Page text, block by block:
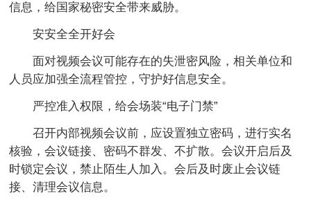
信息，给国家秘密安全带来威胁。
安安全全开好会
面对视频会议可能存在的失泄密风险，相关单位和
人员应加强全流程管控，守护好信息安全。
严控准入权限，给会场装“电子门禁”
召开内部视频会议前，应设置独立密码，进行实名
核验，会议链接、密码不群发、不扩散。会议开启后及
时锁定会议，禁止陌生人加入。会后及时废止会议链
接、清理会议信息。